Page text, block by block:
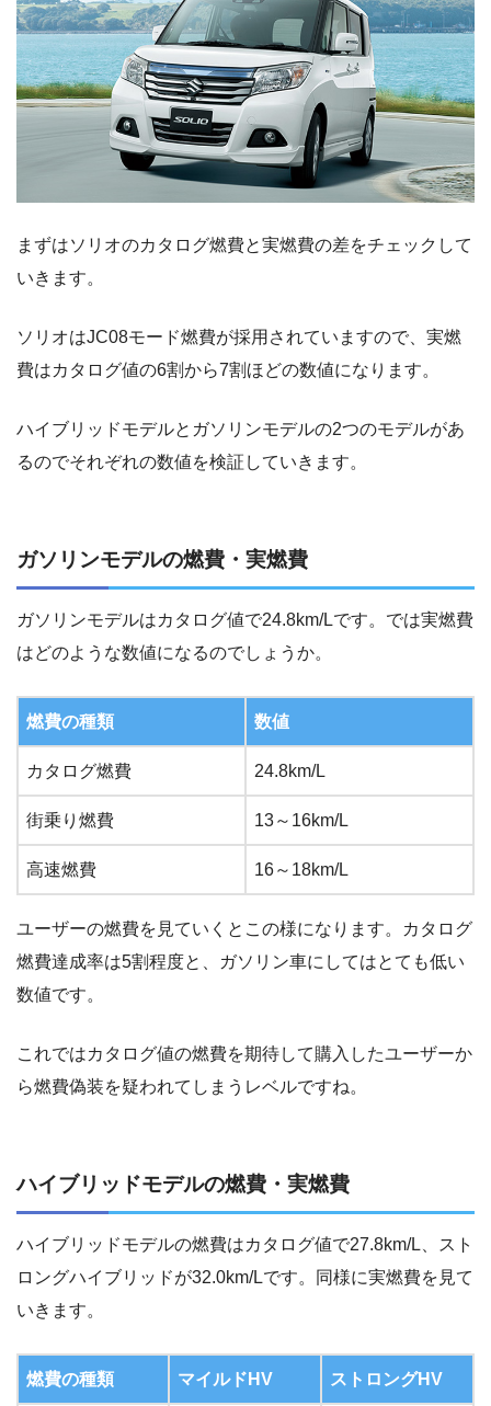
まずはソリオのカタログ燃費と実燃費の差をチェックして
いきます。
ソリオはJC08モード燃費が採用されていますので、実燃
費はカタログ値の6割から7割ほどの数値になります。
ハイブリッドモデルとガソリンモデルの2つのモデルがあ
るのでそれぞれの数値を検証していきます。
ガソリンモデルの燃費・実燃費
ガソリンモデルはカタログ値で24.8km/Lです。では実燃費
はどのような数値になるのでしょうか。
燃費の種類 数値
カタログ燃費 24.8km/L
街乗り燃費 13～16km/L
高速燃費 16～18km/L
ユーザーの燃費を見ていくとこの様になります。カタログ
燃費達成率は5割程度と、ガソリン車にしてはとても低い
数値です。
これではカタログ値の燃費を期待して購入したユーザーか
ら燃費偽装を疑われてしまうレベルですね。
ハイブリッドモデルの燃費・実燃費
ハイブリッドモデルの燃費はカタログ値で27.8km/L、スト
ロングハイブリッドが32.0km/Lです。同様に実燃費を見て
いきます。
燃費の種類 マイルドHV ストロングHV